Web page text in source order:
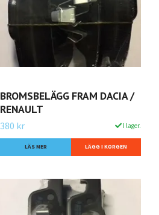
BROMSBELÄGG FRAM DACIA /
RENAULT
380 kr I lager.
LÄS MER